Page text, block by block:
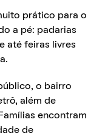
prático para o
a pé: padarias
até feiras livres
o bairro
além de
encontram
de